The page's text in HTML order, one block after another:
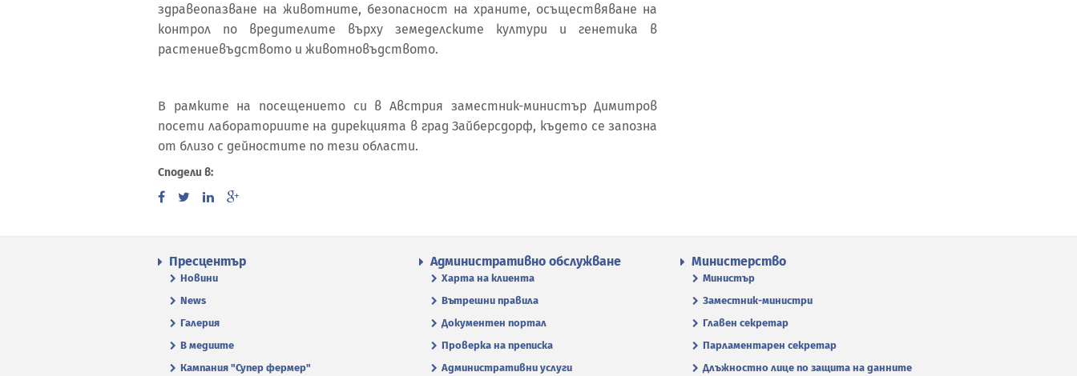
здравеопазване на животните, безопасност на храните, осъществяване на
контрол по вредителите върху земеделските култури и генетика в
растениевъдството и животновъдството.
В рамките на посещението си в Австрия заместник-министър Димитров
посети лабораториите на дирекцията в град Зайберсдорф, където се запозна
от близо с дейностите по тези области.
Сподели в:
Пресцентър
Новини
News
Галерия
В медиите
Кампания "Супер фермер"
Административно обслужване
Харта на клиента
Вътрешни правила
Документен портал
Проверка на преписка
Административни услуги
Министерство
Министър
Заместник-министри
Главен секретар
Парламентарен секретар
Длъжностно лице по защита на данните